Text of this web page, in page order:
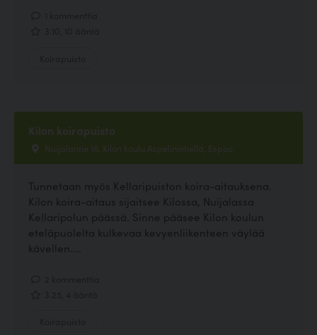
Kilon koirapuisto
Nuijalantie 16, Kilon koulu Aspelinintiellä, Espoo
Tunnetaan myös Kellaripuiston koira-aitauksena.
Kilon koira-aitaus sijaitsee Kilossa, Nuijalassa
Kellaripolun päässä. Sinne pääsee Kilon koulun
eteläpuolelta kulkevaa kevyenliikenteen väylää
kävellen....